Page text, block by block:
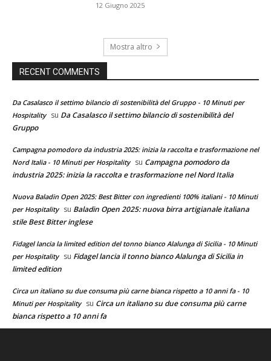
12 Giugno 2025
Mostra altro
RECENT COMMENTS
Da Casalasco il settimo bilancio di sostenibilità del Gruppo - 10 Minuti per
Hospitality su Da Casalasco il settimo bilancio di sostenibilità del
Gruppo
Campagna pomodoro da industria 2025: inizia la raccolta e trasformazione nel
Nord Italia - 10 Minuti per Hospitality su Campagna pomodoro da
industria 2025: inizia la raccolta e trasformazione nel Nord Italia
Nuova Baladin Open 2025: Best Bitter con ingredienti 100% italiani - 10 Minuti
per Hospitality su Baladin Open 2025: nuova birra artigianale italiana
stile Best Bitter inglese
Fidagel lancia la limited edition del tonno bianco Alalunga di Sicilia - 10 Minuti
per Hospitality su Fidagel lancia il tonno bianco Alalunga di Sicilia in
limited edition
Circa un italiano su due consuma più carne bianca rispetto a 10 anni fa - 10
Minuti per Hospitality su Circa un italiano su due consuma più carne
bianca rispetto a 10 anni fa